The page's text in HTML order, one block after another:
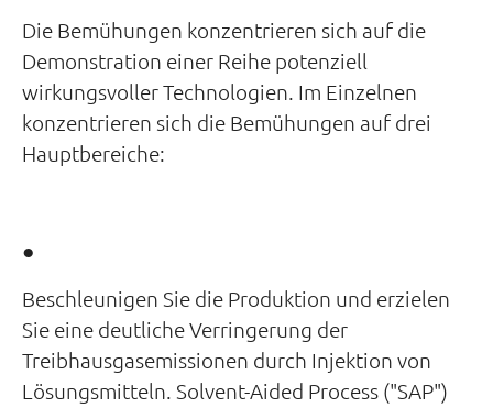
Die Bemühungen konzentrieren sich auf die
Demonstration einer Reihe potenziell
wirkungsvoller Technologien. Im Einzelnen
konzentrieren sich die Bemühungen auf drei
Hauptbereiche:
●
Beschleunigen Sie die Produktion und erzielen
Sie eine deutliche Verringerung der
Treibhausgasemissionen durch Injektion von
Lösungsmitteln. Solvent-Aided Process ("SAP")